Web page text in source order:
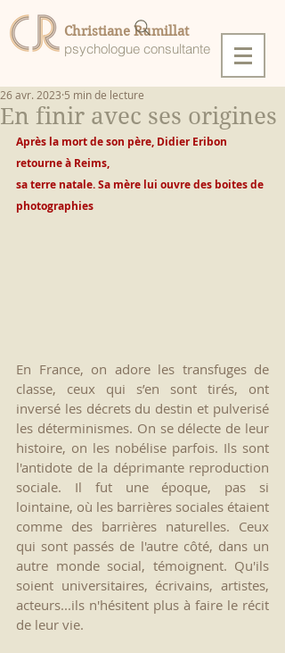
Christiane Rumillat
psychologue consultante
En finir avec ses origines
26 avr. 2023 5 min de lecture
Après la mort de son père, Didier Eribon
retourne à Reims,
sa terre natale. Sa mère lui ouvre des boites de
photographies
En France, on adore les transfuges de
classe, ceux qui s’en sont tirés, ont
inversé les décrets du destin et pulverisé
les déterminismes. On se délecte de leur
histoire, on les nobélise parfois. Ils sont
l'antidote de la déprimante reproduction
sociale. Il fut une époque, pas si
lointaine, où les barrières sociales étaient
comme des barrières naturelles. Ceux
qui sont passés de l'autre côté, dans un
autre monde social, témoignent. Qu'ils
soient universitaires, écrivains, artistes,
acteurs...ils n'hésitent plus à faire le récit
de leur vie.